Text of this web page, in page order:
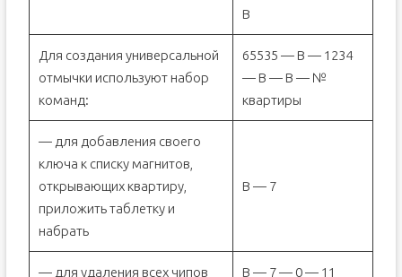
В
Для создания универсальной
отмычки используют набор
команд:
65535 — B — 1234
— B — В — №
квартиры
— для добавления своего
ключа к списку магнитов,
открывающих квартиру,
приложить таблетку и
набрать
В — 7
— для удаления всех чипов В — 7 — 0 — 11